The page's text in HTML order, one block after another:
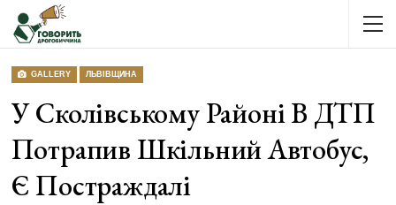
GALLERY ЛЬВІВЩИНА
У Сколівському Районі В ДТП
Потрапив Шкільний Автобус,
Є Постраждалі